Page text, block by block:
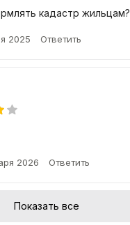
кадастр жильцам?
2025 Ответить
2026 Ответить
Показать все